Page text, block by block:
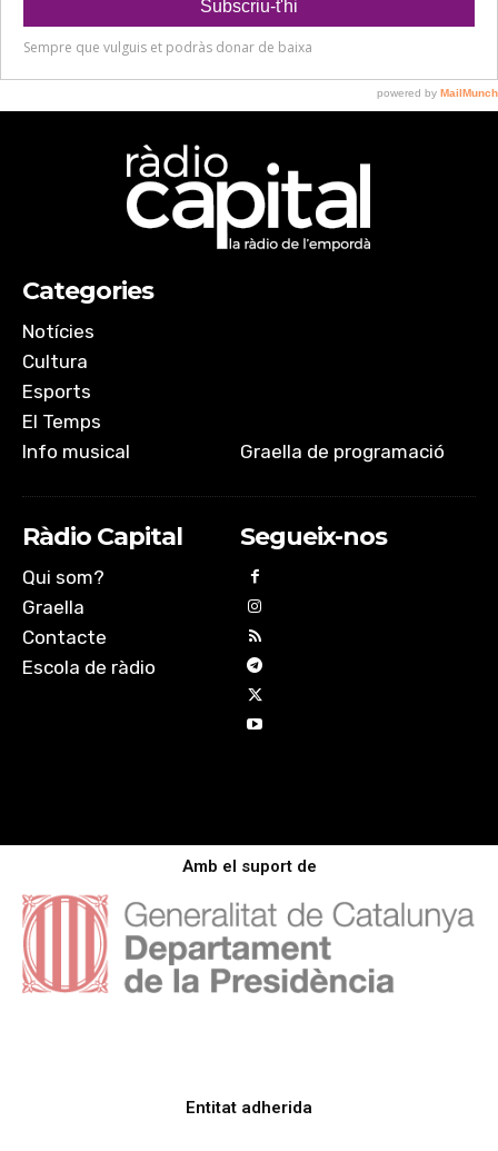
Categories
Notícies
Cultura
Esports
El Temps
Info musical
Graella de programació
Ràdio Capital
Qui som?
Graella
Contacte
Escola de ràdio
Segueix-nos
Amb el suport de
Entitat adherida